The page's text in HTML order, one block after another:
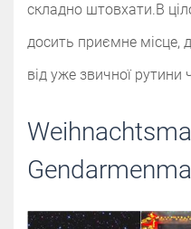
складно штовхати.‌‌‌‌В
досить приємне місце,
від уже звичної рутини